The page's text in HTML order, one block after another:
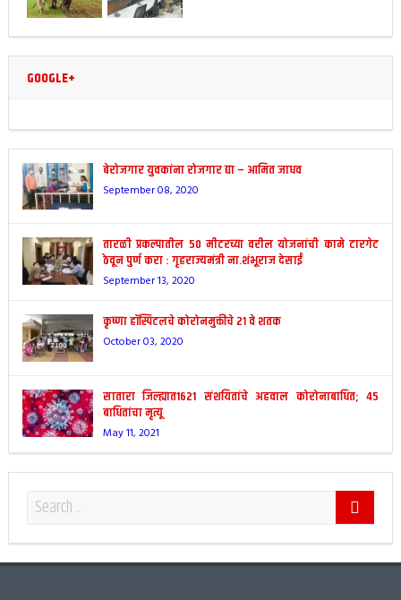
GOOGLE+
बेरोजगार युवकांना रोजगार द्या – आमित जाधव
September 08, 2020
तारळी प्रकल्पातील 50 मीटरच्या वरील योजनांची कामे टारगेट
ठेवून पुर्ण करा : गृहराज्यमंत्री ना.शंभूराज देसाईं
September 13, 2020
कृष्णा हॉस्पिटलचे कोरोनमुक्तीचे २१ वे शतक
October 03, 2020
सातारा जिल्ह्यात1621 संशयितांचे अहवाल कोरोनाबाधित; 45
बाधितांचा मृत्यू
May 11, 2021